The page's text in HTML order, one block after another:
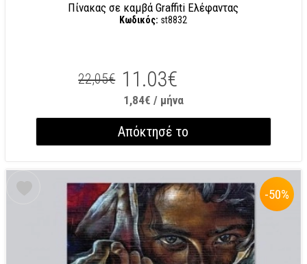
Πίνακας σε καμβά Graffiti Ελέφαντας
Κωδικός: st8832
22,05€ 11.03€
1,84€ / μήνα
Απόκτησέ το
-50%